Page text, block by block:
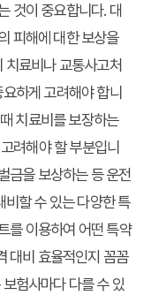
것이 중요합니다. 대
피해에 대한 보상을
치료비나 교통사고처
하게 고려해야 합니
치료비를 보장하는
려해야 할 부분입니
금을 보상하는 등 운전
할 수 있는 다양한 특
를 이용하여 어떤 특약
대비 효율적인지 꼼꼼
험사마다 다를 수 있